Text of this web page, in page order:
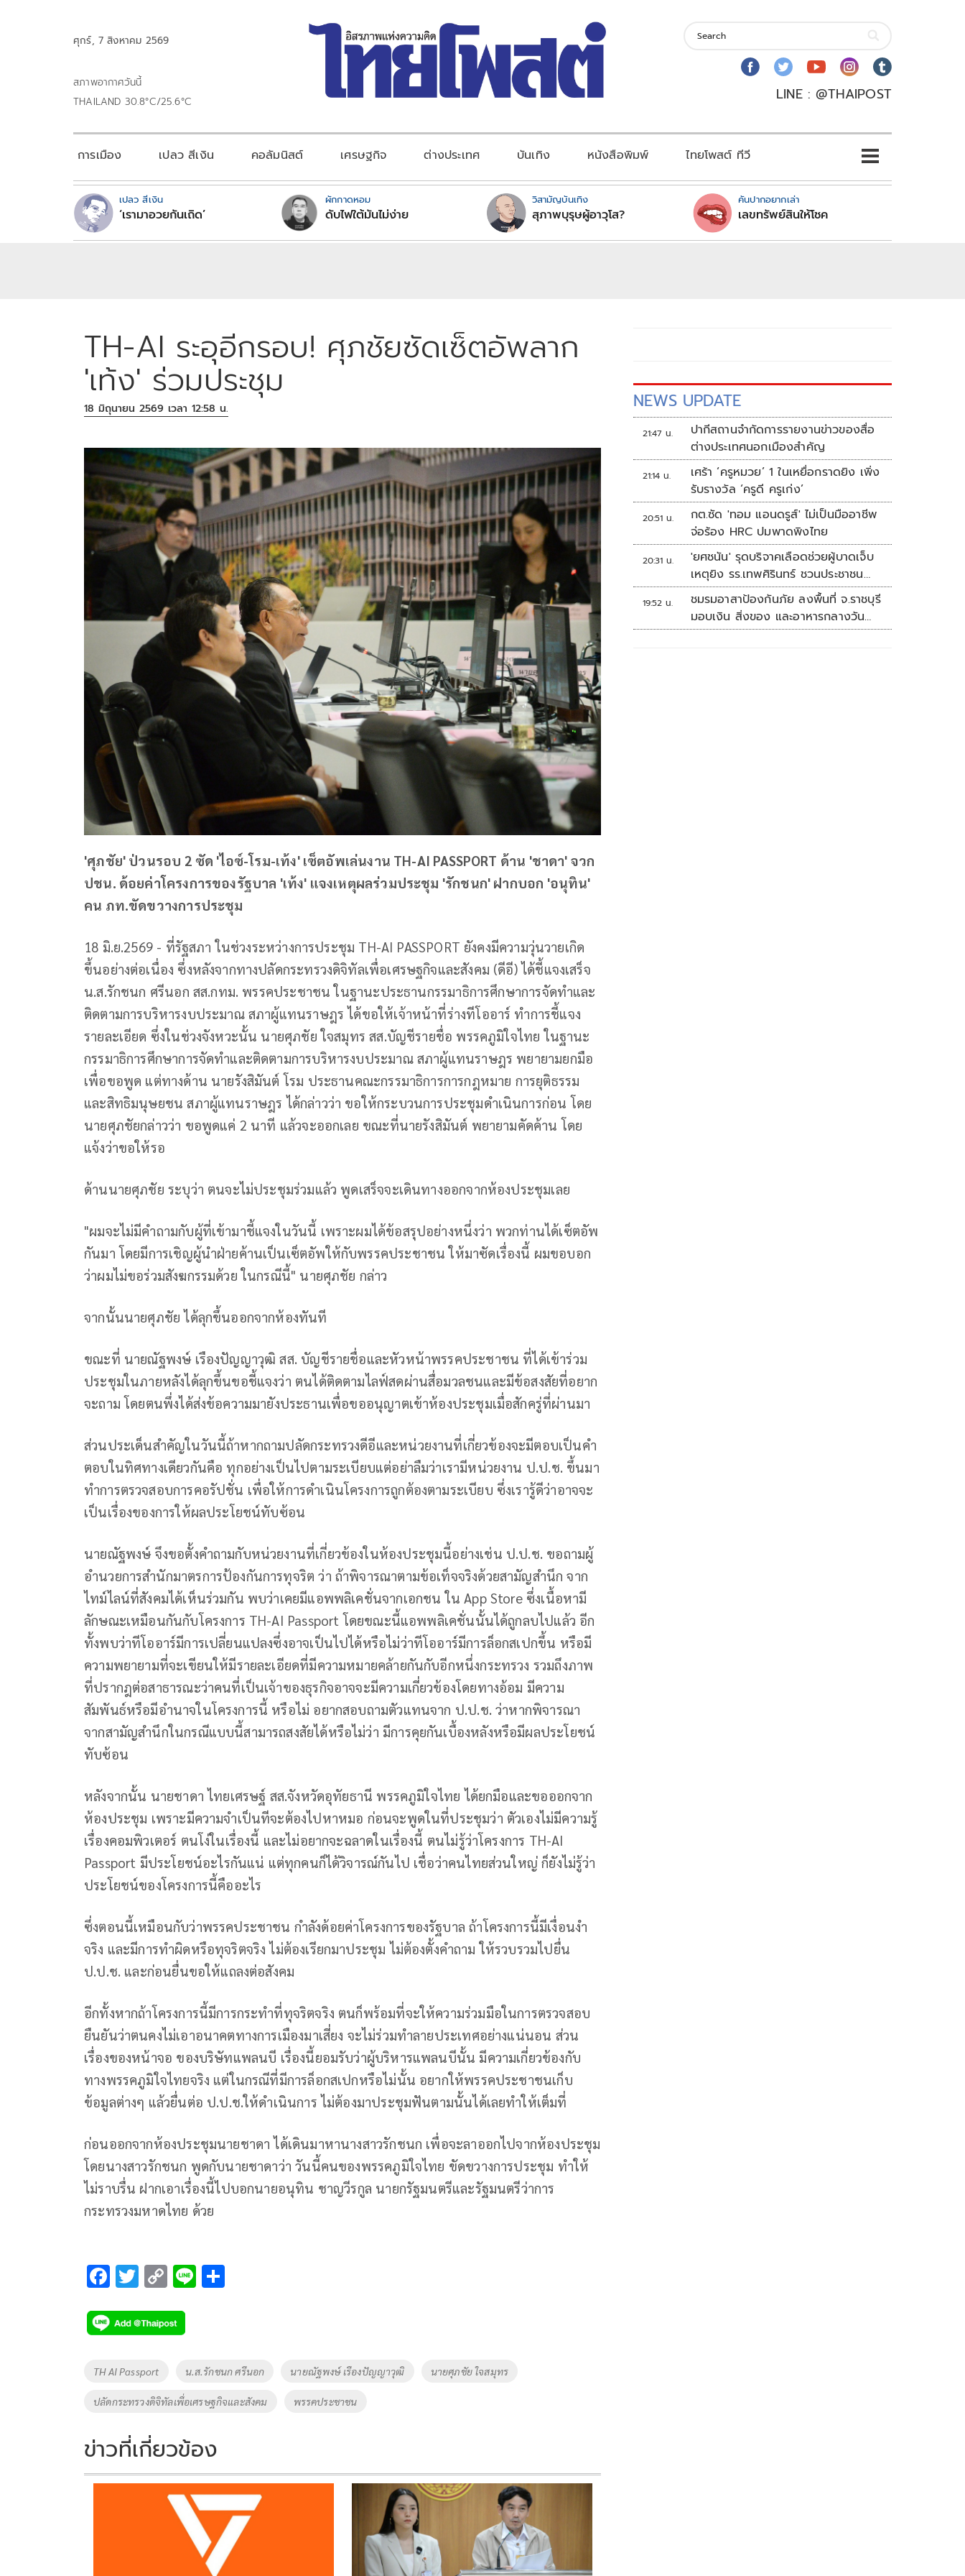
ศุกร์, 7 สิงหาคม 2569
สภาพอากาศวันนี้
THAILAND 30.8°C/25.6°C
LINE : @THAIPOST
การเมือง เปลว สีเงิน คอลัมนิสต์ เศรษฐกิจ ต่างประเทศ บันเทิง หนังสือพิมพ์ ไทยโพสต์ ทีวี
เปลว สีเงิน
‘เรามาอวยกันเถิด’
ผักกาดหอม
ดับไฟใต้มันไม่ง่าย
วิสามัญบันเทิง
สุภาพบุรุษผู้อาวุโส?
คันปากอยากเล่า
เลขทรัพย์สินให้โชค
TH-AI ระอุอีกรอบ! ศุภชัยซัดเซ็ตอัพลาก
'เท้ง' ร่วมประชุม
18 มิถุนายน 2569 เวลา 12:58 น.
'ศุภชัย' ป่วนรอบ 2 ซัด 'ไอซ์-โรม-เท้ง' เซ็ตอัพเล่นงาน TH-AI PASSPORT ด้าน 'ชาดา' จวก
ปชน. ด้อยค่าโครงการของรัฐบาล 'เท้ง' แจงเหตุผลร่วมประชุม 'รักชนก' ฝากบอก 'อนุทิน'
คน ภท.ขัดขวางการประชุม
18 มิ.ย.2569 - ที่รัฐสภา ในช่วงระหว่างการประชุม TH-AI PASSPORT ยังคงมีความวุ่นวายเกิด
ขึ้นอย่างต่อเนื่อง ซึ่งหลังจากทางปลัดกระทรวงดิจิทัลเพื่อเศรษฐกิจและสังคม (ดีอี) ได้ชี้แจงเสร็จ
น.ส.รักชนก ศรีนอก สส.กทม. พรรคประชาชน ในฐานะประธานกรรมาธิการศึกษาการจัดทำและ
ติดตามการบริหารงบประมาณ สภาผู้แทนราษฎร ได้ขอให้เจ้าหน้าที่ร่างทีโออาร์ ทำการชี้แจง
รายละเอียด ซึ่งในช่วงจังหวะนั้น นายศุภชัย ใจสมุทร สส.บัญชีรายชื่อ พรรคภูมิใจไทย ในฐานะ
กรรมาธิการศึกษาการจัดทำและติดตามการบริหารงบประมาณ สภาผู้แทนราษฎร พยายามยกมือ
เพื่อขอพูด แต่ทางด้าน นายรังสิมันต์ โรม ประธานคณะกรรมาธิการการกฎหมาย การยุติธรรม
และสิทธิมนุษยชน สภาผู้แทนราษฎร ได้กล่าวว่า ขอให้กระบวนการประชุมดำเนินการก่อน โดย
นายศุภชัยกล่าวว่า ขอพูดแค่ 2 นาที แล้วจะออกเลย ขณะที่นายรังสิมันต์ พยายามคัดค้าน โดย
แจ้งว่าขอให้รอ
ด้านนายศุภชัย ระบุว่า ตนจะไม่ประชุมร่วมแล้ว พูดเสร็จจะเดินทางออกจากห้องประชุมเลย
"ผมจะไม่มีคำถามกับผู้ที่เข้ามาชี้แจงในวันนี้ เพราะผมได้ข้อสรุปอย่างหนึ่งว่า พวกท่านได้เซ็ตอัพ
กันมา โดยมีการเชิญผู้นำฝ่ายค้านเป็นเซ็ตอัพให้กับพรรคประชาชน ให้มาซัดเรื่องนี้ ผมขอบอก
ว่าผมไม่ขอร่วมสังฆกรรมด้วย ในกรณีนี้" นายศุภชัย กล่าว
จากนั้นนายศุภชัย ได้ลุกขึ้นออกจากห้องทันที
ขณะที่ นายณัฐพงษ์ เรืองปัญญาวุฒิ สส. บัญชีรายชื่อและหัวหน้าพรรคประชาชน ที่ได้เข้าร่วม
ประชุมในภายหลังได้ลุกขึ้นขอชี้แจงว่า ตนได้ติดตามไลฟ์สดผ่านสื่อมวลชนและมีข้อสงสัยที่อยาก
จะถาม โดยตนพึ่งได้ส่งข้อความมายังประธานเพื่อขออนุญาตเข้าห้องประชุมเมื่อสักครู่ที่ผ่านมา
ส่วนประเด็นสำคัญในวันนี้ถ้าหากถามปลัดกระทรวงดีอีและหน่วยงานที่เกี่ยวข้องจะมีตอบเป็นคำ
ตอบในทิศทางเดียวกันคือ ทุกอย่างเป็นไปตามระเบียบแต่อย่าลืมว่าเรามีหน่วยงาน ป.ป.ช. ขึ้นมา
ทำการตรวจสอบการคอรัปชั่น เพื่อให้การดำเนินโครงการถูกต้องตามระเบียบ ซึ่งเรารู้ดีว่าอาจจะ
เป็นเรื่องของการให้ผลประโยชน์ทับซ้อน
นายณัฐพงษ์ จึงขอตั้งคำถามกับหน่วยงานที่เกี่ยวข้องในห้องประชุมนี้อย่างเช่น ป.ป.ช. ขอถามผู้
อำนวยการสำนักมาตรการป้องกันการทุจริต ว่า ถ้าพิจารณาตามข้อเท็จจริงด้วยสามัญสำนึก จาก
ไทม์ไลน์ที่สังคมได้เห็นร่วมกัน พบว่าเคยมีแอพพลิเคชั่นจากเอกชน ใน App Store ซึ่งเนื้อหามี
ลักษณะเหมือนกันกับโครงการ TH-AI Passport โดยขณะนี้แอพพลิเคชั่นนั้นได้ถูกลบไปแล้ว อีก
ทั้งพบว่าทีโออาร์มีการเปลี่ยนแปลงซึ่งอาจเป็นไปได้หรือไม่ว่าทีโออาร์มีการล็อกสเปกขึ้น หรือมี
ความพยายามที่จะเขียนให้มีรายละเอียดที่มีความหมายคล้ายกันกับอีกหนึ่งกระทรวง รวมถึงภาพ
ที่ปรากฎต่อสาธารณะว่าคนที่เป็นเจ้าของธุรกิจอาจจะมีความเกี่ยวข้องโดยทางอ้อม มีความ
สัมพันธ์หรือมีอำนาจในโครงการนี้ หรือไม่ อยากสอบถามตัวแทนจาก ป.ป.ช. ว่าหากพิจารณา
จากสามัญสำนึกในกรณีแบบนี้สามารถสงสัยได้หรือไม่ว่า มีการคุยกันเบื้องหลังหรือมีผลประโยชน์
ทับซ้อน
หลังจากนั้น นายชาดา ไทยเศรษฐ์ สส.จังหวัดอุทัยธานี พรรคภูมิใจไทย ได้ยกมือและขอออกจาก
ห้องประชุม เพราะมีความจำเป็นทีจะต้องไปหาหมอ ก่อนจะพูดในที่ประชุมว่า ตัวเองไม่มีความรู้
เรื่องคอมพิวเตอร์ ตนโง่ในเรื่องนี้ และไม่อยากจะฉลาดในเรื่องนี้ ตนไม่รู้ว่าโครงการ TH-AI
Passport มีประโยชน์อะไรกันแน่ แต่ทุกคนก็ได้วิจารณ์กันไป เชื่อว่าคนไทยส่วนใหญ่ ก็ยังไม่รู้ว่า
ประโยชน์ของโครงการนี้คืออะไร
ซึ่งตอนนี้เหมือนกับว่าพรรคประชาชน กำลังด้อยค่าโครงการของรัฐบาล ถ้าโครงการนี้มีเงื่อนงำ
จริง และมีการทำผิดหรือทุจริตจริง ไม่ต้องเรียกมาประชุม ไม่ต้องตั้งคำถาม ให้รวบรวมไปยื่น
ป.ป.ช. และก่อนยื่นขอให้แถลงต่อสังคม
อีกทั้งหากถ้าโครงการนี้มีการกระทำที่ทุจริตจริง ตนก็พร้อมที่จะให้ความร่วมมือในการตรวจสอบ
ยืนยันว่าตนคงไม่เอาอนาคตทางการเมืองมาเสี่ยง จะไม่ร่วมทำลายประเทศอย่างแน่นอน ส่วน
เรื่องของหน้าจอ ของบริษัทแพลนบี เรื่องนี้ยอมรับว่าผู้บริหารแพลนบีนั้น มีความเกี่ยวข้องกับ
ทางพรรคภูมิใจไทยจริง แต่ในกรณีที่มีการล็อกสเปกหรือไม่นั้น อยากให้พรรคประชาชนเก็บ
ข้อมูลต่างๆ แล้วยื่นต่อ ป.ป.ช.ให้ดำเนินการ ไม่ต้องมาประชุมฟันตามนั้นได้เลยทำให้เต็มที่
ก่อนออกจากห้องประชุมนายชาดา ได้เดินมาหานางสาวรักชนก เพื่อจะลาออกไปจากห้องประชุม
โดยนางสาวรักชนก พูดกับนายชาดาว่า วันนี้คนของพรรคภูมิใจไทย ขัดขวางการประชุม ทำให้
ไม่ราบรื่น ฝากเอาเรื่องนี้ไปบอกนายอนุทิน ชาญวีรกูล นายกรัฐมนตรีและรัฐมนตรีว่าการ
กระทรวงมหาดไทย ด้วย
F
e
b
o
k
T
tt
er
C
p
y
Li
n
k
Li
Tags
TH AI Passport น.ส.รักชนก ศรีนอก นายณัฐพงษ์ เรืองปัญญาวุฒิ นายศุภชัย ใจสมุทร
ปลัดกระทรวงดิจิทัลเพื่อเศรษฐกิจและสังคม พรรคประชาชน
ข่าวที่เกี่ยวข้อง
NEWS UPDATE
21:47 น.
ปากีสถานจำกัดการรายงานข่าวของสื่อ
ต่างประเทศนอกเมืองสำคัญ
21:14 น.
เศร้า ‘ครูหมวย’ 1 ในเหยื่อกราดยิง เพิ่ง
รับรางวัล ‘ครูดี ครูเก่ง’
20:51 น.
กต.ซัด 'ทอม แอนดรูส์' ไม่เป็นมืออาชีพ
จ่อร้อง HRC ปมพาดพิงไทย
20:31 น.
'ยศชนัน' รุดบริจาคเลือดช่วยผู้บาดเจ็บ
เหตุยิง รร.เทพศิรินทร์ ชวนประชาชน
ร่วมบริจาค
19:52 น.
ชมรมอาสาป้องกันภัย ลงพื้นที่ จ.ราชบุรี
มอบเงิน สิ่งของ และอาหารกลางวัน
แก่โรงเรียนบ้านหนองน้ำใส